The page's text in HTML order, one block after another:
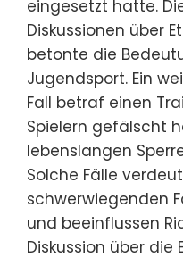
Welche
heben die